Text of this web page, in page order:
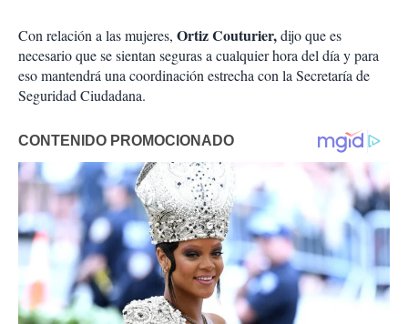
Con relación a las mujeres, Ortiz Couturier,dijo que es
necesario que se sientan seguras a cualquier hora del día y para
eso mantendrá una coordinación estrecha con la Secretaría de
Seguridad Ciudadana.